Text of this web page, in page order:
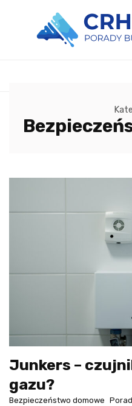
Junkers –
gazu?
Bezpieczeństwo domowe